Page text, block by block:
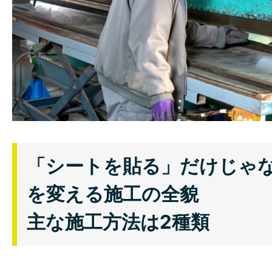
「シートを貼る」だけじゃ
を変える施工の全貌
主な施工方法は2種類